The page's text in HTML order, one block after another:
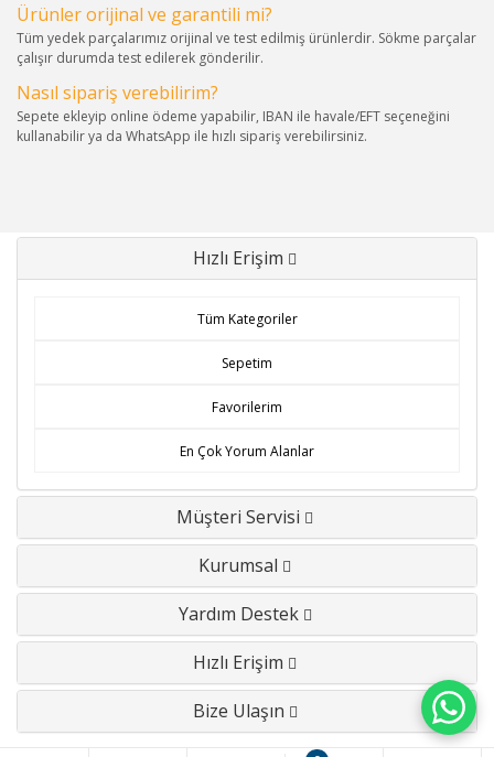
Ürünler orijinal ve garantili mi?
Tüm yedek parçalarımız orijinal ve test edilmiş ürünlerdir. Sökme parçalar
çalışır durumda test edilerek gönderilir.
Nasıl sipariş verebilirim?
Sepete ekleyip online ödeme yapabilir, IBAN ile havale/EFT seçeneğini
kullanabilir ya da WhatsApp ile hızlı sipariş verebilirsiniz.
Hızlı Erişim
Tüm Kategoriler
Sepetim
Favorilerim
En Çok Yorum Alanlar
Müşteri Servisi
Kurumsal
Yardım Destek
Hızlı Erişim
Bize Ulaşın